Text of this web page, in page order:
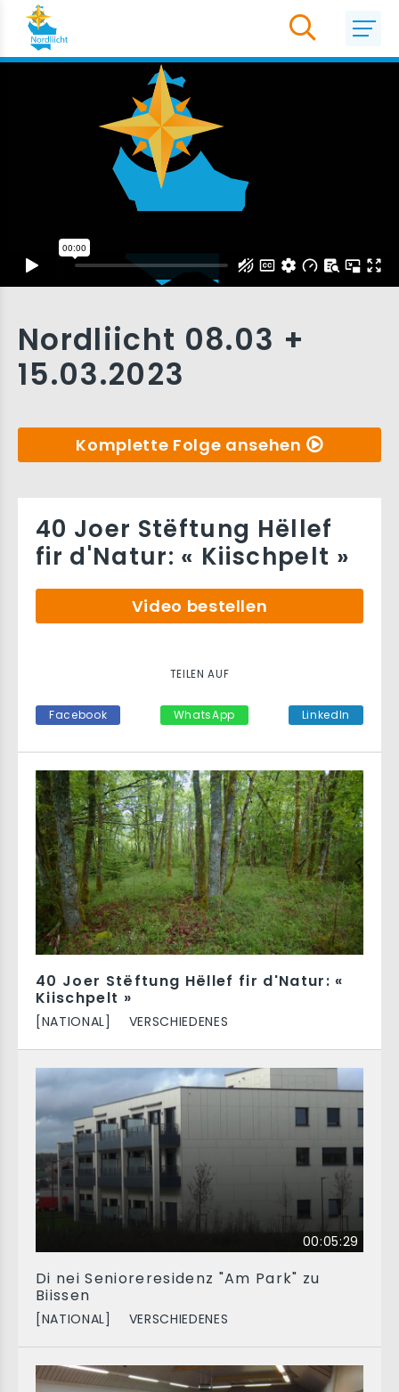
Nordliicht 08.03 +
15.03.2023
Komplette Folge ansehen
40 Joer Stëftung Hëllef fir d'Natur: «
Kiischpelt »
[NATIONAL] VERSCHIEDENES
00:05:29
Di nei Senioreresidenz "Am Park" zu
Biissen
[NATIONAL] VERSCHIEDENES
40 Joer Stëftung Hëllef
fir d'Natur: « Kiischpelt »
Video bestellen
TEILEN AUF
Facebook WhatsApp LinkedIn